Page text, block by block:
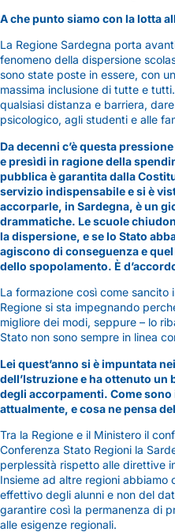
A che punto siamo con la lotta
La Regione Sardegna porta
fenomeno della dispersione
sono state poste in essere, con
massima inclusione di tutte e
qualsiasi distanza e barriera,
psicologico, agli studenti e alle
Da decenni c’è questa
e presìdi in ragione della
pubblica è garantita dalla
servizio indispensabile e si è
accorparle, in Sardegna, è un
drammatiche. Le scuole
la dispersione, e se lo Stato
agiscono di conseguenza e
dello spopolamento. È
La formazione così come sancito
Regione si sta impegnando
migliore dei modi, seppure – lo
Stato non sono sempre in linea
Lei quest’anno si è impuntata
dell’Istruzione e ha ottenuto
degli accorpamenti. Come
attualmente, e cosa ne pensa
Tra la Regione e il Ministero il
Conferenza Stato Regioni la
perplessità rispetto alle direttive
Insieme ad altre regioni
effettivo degli alunni e non del
garantire così la permanenza di
alle esigenze regionali.